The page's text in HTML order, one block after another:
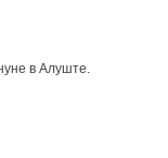
в Алуште.